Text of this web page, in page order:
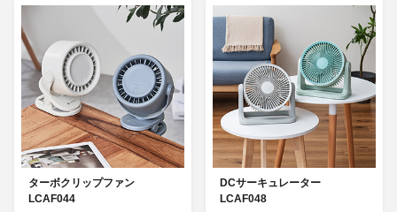
ターボクリップファン
LCAF044
DCサーキュレーター
LCAF048